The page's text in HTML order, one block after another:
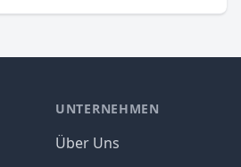
UNTERNEHMEN
Über Uns